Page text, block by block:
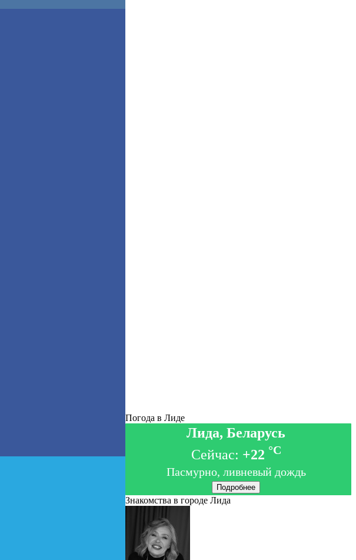
Погода в Лиде
Лида, Беларусь
Сейчас: +22 °C
Пасмурно, ливневый дождь
Подробнее
Знакомства в городе Лида